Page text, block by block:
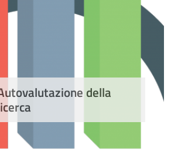
della